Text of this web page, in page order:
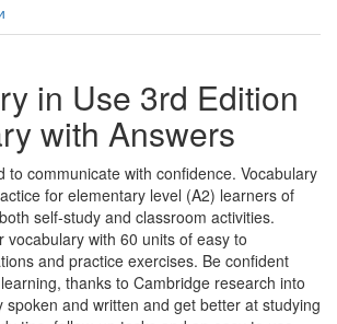
in Use 3rd Edition
with Answers
to communicate with confidence. Vocabulary
for elementary level (A2) learners of
self-study and classroom activities.
vocabulary with 60 units of easy to
and practice exercises. Be confident
thanks to Cambridge research into
spoken and written and get better at studying